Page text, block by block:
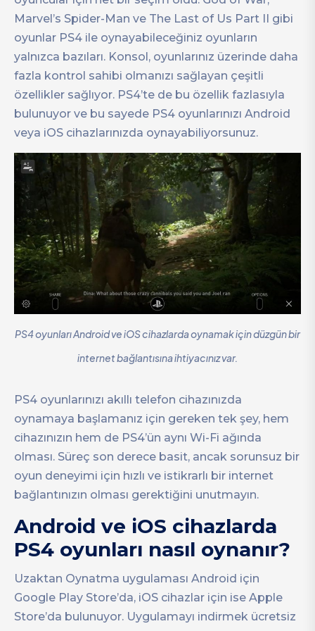
Marvel’s Spider-Man ve The Last of Us Part II gibi
oyunlar PS4 ile oynayabileceğiniz oyunların
yalnızca bazıları. Konsol, oyunlarınız üzerinde daha
fazla kontrol sahibi olmanızı sağlayan çeşitli
özellikler sağlıyor. PS4’te de bu özellik fazlasıyla
bulunuyor ve bu sayede PS4 oyunlarınızı Android
veya iOS cihazlarınızda oynayabiliyorsunuz.
PS4 oyunları Android ve iOS cihazlarda oynamak için düzgün bir
internet bağlantısına ihtiyacınız var.
PS4 oyunlarınızı akıllı telefon cihazınızda
oynamaya başlamanız için gereken tek şey, hem
cihazınızın hem de PS4’ün aynı Wi-Fi ağında
olması. Süreç son derece basit, ancak sorunsuz bir
oyun deneyimi için hızlı ve istikrarlı bir internet
bağlantınızın olması gerektiğini unutmayın.
Android ve iOS cihazlarda
PS4 oyunları nasıl oynanır?
Uzaktan Oynatma uygulaması Android için
Google Play Store’da, iOS cihazlar için ise Apple
Store’da bulunuyor. Uygulamayı indirmek ücretsiz